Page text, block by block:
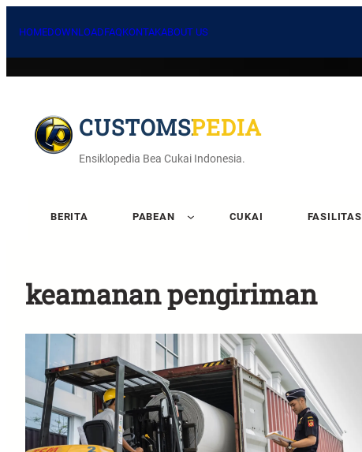
HOMEDOWNLOADFAQKONTAKABOUT US
CUSTOMSPEDIA
Ensiklopedia Bea Cukai Indonesia.
BERITA PABEAN CUKAI FASILITAS
keamanan pengiriman